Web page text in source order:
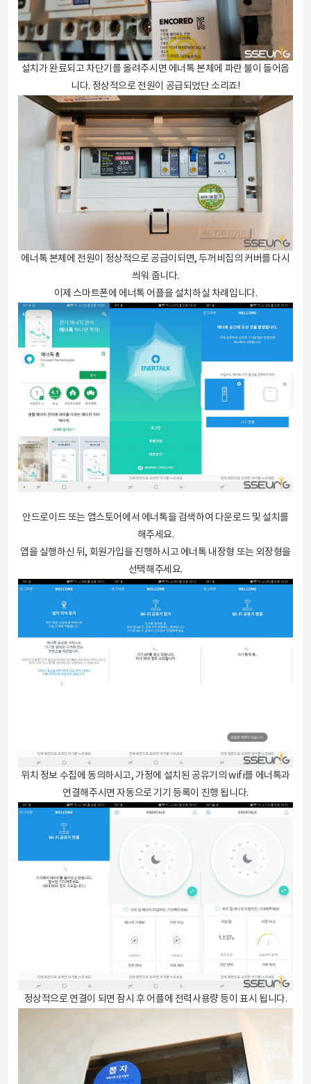
설치가 완료되고 차단기를 올려주시면 에너톡 본체에 파란 불이 들어옵
니다. 정상적으로 전원이 공급되었단 소리죠!
에너톡 본체에 전원이 정상적으로 공급이되면, 두꺼비집의 커버를 다시
씌워 줍니다.
이제 스마트폰에 에너톡 어플을 설치하실 차례입니다.
안드로이드 또는 앱스토어에서 에너톡을 검색하여 다운로드 및 설치를
해주세요.
앱을 실행하신 뒤, 회원가입을 진행하시고 에너톡 내장형 또는 외장형을
선택해주세요.
위치 정보 수집에 동의하시고, 가정에 설치된 공유기의 wifi를 에너톡과
연결해주시면 자동으로 기기 등록이 진행 됩니다.
정상적으로 연결이 되면 잠시 후 어플에 전력사용량 등이 표시 됩니다.